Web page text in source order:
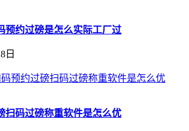
预约过磅是怎么实际工厂过
日
扫码过磅称重软件是怎么优